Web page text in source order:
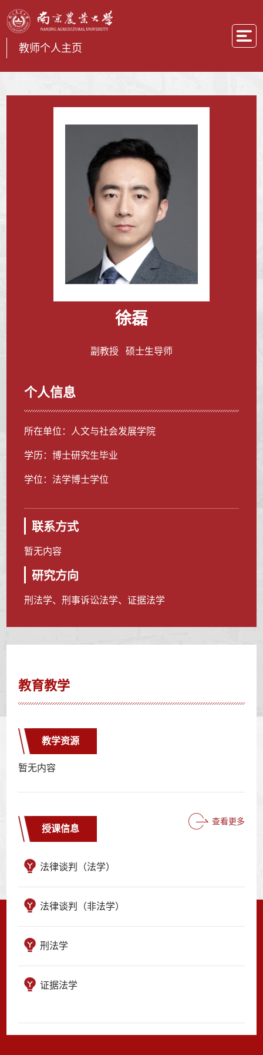
教师个人主页
徐磊
副教授 硕士生导师
个人信息
所在单位：人文与社会发展学院
学历：博士研究生毕业
学位：法学博士学位
联系方式
暂无内容
研究方向
刑法学、刑事诉讼法学、证据法学
教育教学
教学资源
暂无内容
授课信息
查看更多
法律谈判（法学）
法律谈判（非法学）
刑法学
证据法学